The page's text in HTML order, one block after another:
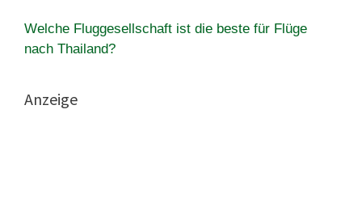
Welche Fluggesellschaft ist die beste für Flüge
nach Thailand?
Anzeige